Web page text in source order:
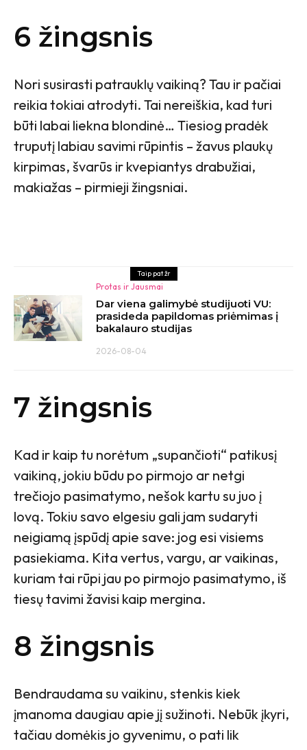
6 žingsnis
Nori susirasti patrauklų vaikiną? Tau ir pačiai
reikia tokiai atrodyti. Tai nereiškia, kad turi
būti labai liekna blondinė… Tiesiog pradėk
truputį labiau savimi rūpintis – žavus plaukų
kirpimas, švarūs ir kvepiantys drabužiai,
makiažas – pirmieji žingsniai.
Taip pat žr
Protas ir Jausmai
Dar viena galimybė studijuoti VU:
prasideda papildomas priėmimas į
bakalauro studijas
2026-08-04
7 žingsnis
Kad ir kaip tu norėtum „supančioti“ patikusį
vaikiną, jokiu būdu po pirmojo ar netgi
trečiojo pasimatymo, nešok kartu su juo į
lovą. Tokiu savo elgesiu gali jam sudaryti
neigiamą įspūdį apie save: jog esi visiems
pasiekiama. Kita vertus, vargu, ar vaikinas,
kuriam tai rūpi jau po pirmojo pasimatymo, iš
tiesų tavimi žavisi kaip mergina.
8 žingsnis
Bendraudama su vaikinu, stenkis kiek
įmanoma daugiau apie jį sužinoti. Nebūk įkyri,
tačiau domėkis jo gyvenimu, o pati lik